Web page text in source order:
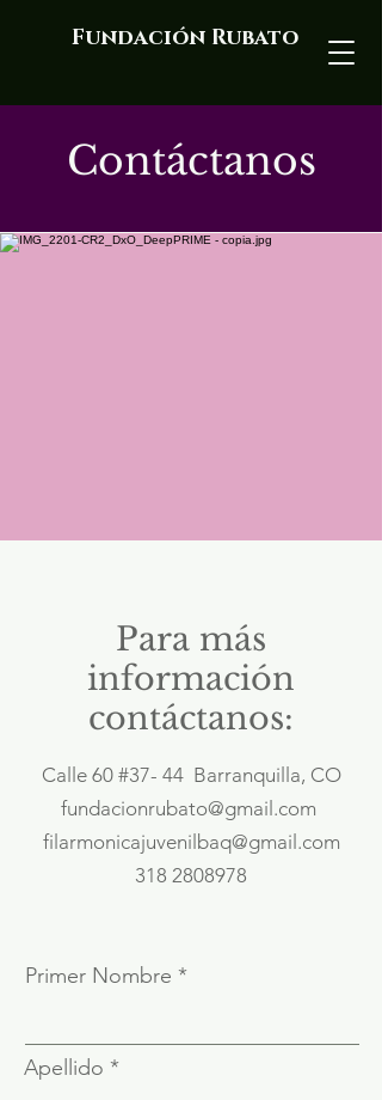
Fundación Rubato
Contáctanos
Para más
información
contáctanos:
Calle 60 #37- 44 Barranquilla, CO
fundacionrubato@gmail.com
filarmonicajuvenilbaq@gmail.com
318 2808978
Primer Nombre
Apellido